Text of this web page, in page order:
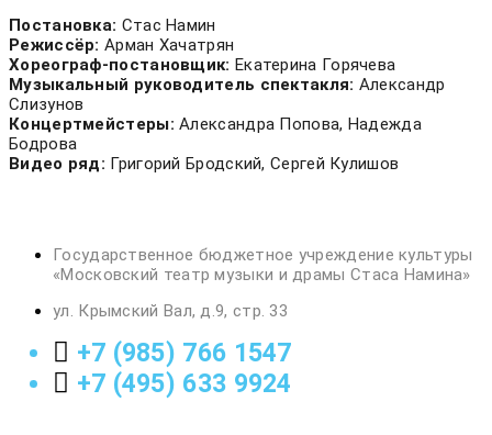
Постановка: Стас Намин
Режиссёр: Арман Хачатрян
Хореограф-постановщик: Екатерина Горячева
Музыкальный руководитель спектакля: Александр
Слизунов
Концертмейстеры: Александра Попова, Надежда
Бодрова
Видео ряд: Григорий Бродский, Сергей Кулишов
Государственное бюджетное учреждение культуры
«Московский театр музыки и драмы Стаса Намина»
ул. Крымский Вал, д.9, стр. 33
+7 (985) 766 1547
+7 (495) 633 9924